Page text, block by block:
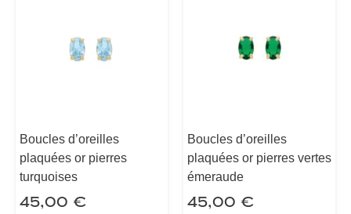
Boucles d’oreilles
plaquées or pierres
turquoises
45,00 €
Boucles d’oreilles
plaquées or pierres vertes
émeraude
45,00 €